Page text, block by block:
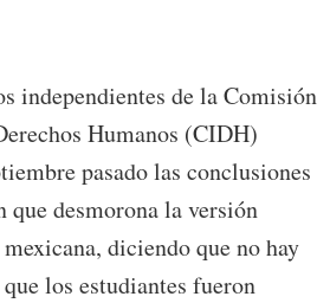
independientes de la Comisión
Humanos (CIDH)
pasado las conclusiones
que desmorona la versión
diciendo que no hay
los estudiantes fueron